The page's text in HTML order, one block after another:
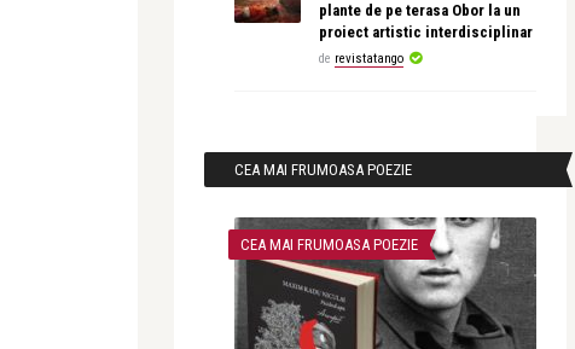
plante de pe terasa Obor la un
proiect artistic interdisciplinar
de revistatango
CEA MAI FRUMOASA POEZIE
CEA MAI FRUMOASA POEZIE